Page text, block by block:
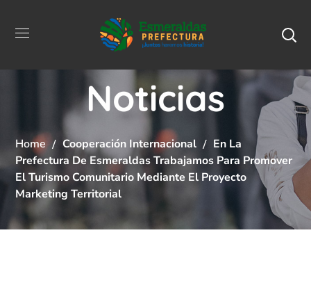
Noticias
Home Cooperación Internacional
En La
Prefectura De Esmeraldas Trabajamos Para Promover
El Turismo Comunitario Mediante El Proyecto
Marketing Territorial